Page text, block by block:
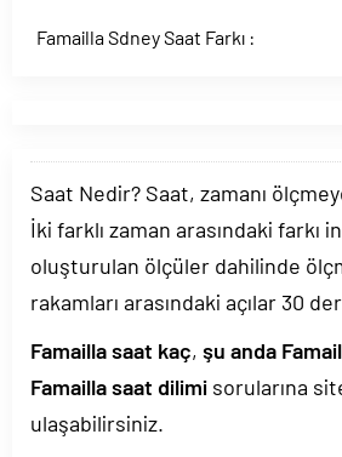
Famailla Sdney Saat Farkı :
Saat Nedir? Saat, zamanı
İki farklı zaman arasındaki farkı
oluşturulan ölçüler dahilinde
rakamları arasındaki açılar 30
Famailla saat kaç, şu anda
Famailla saat dilimi sorularına
ulaşabilirsiniz.